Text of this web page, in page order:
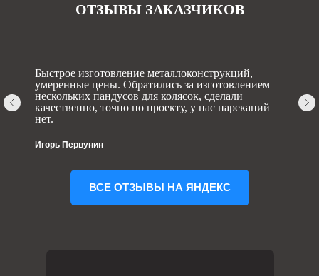
ОТЗЫВЫ ЗАКАЗЧИКОВ
Быстрое изготовление металлоконструкций,
умеренные цены. Обратились за изготовлением
нескольких пандусов для колясок, сделали
качественно, точно по проекту, у нас нареканий
нет.
Игорь Первунин
ВСЕ ОТЗЫВЫ НА ЯНДЕКС